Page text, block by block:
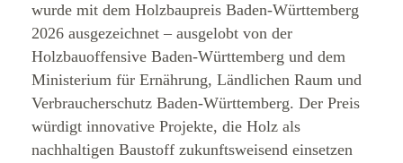
wurde mit dem Holzbaupreis Baden-Württemberg
2026 ausgezeichnet – ausgelobt von der
Holzbauoffensive Baden-Württemberg und dem
Ministerium für Ernährung, Ländlichen Raum und
Verbraucherschutz Baden-Württemberg. Der Preis
würdigt innovative Projekte, die Holz als
nachhaltigen Baustoff zukunftsweisend einsetzen